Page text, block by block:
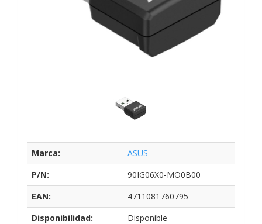
Marca:
ASUS
P/N:
90IG06X0-MO0B00
EAN:
4711081760795
Disponibilidad:
Disponible